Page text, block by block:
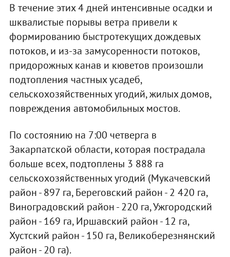
В течение этих 4 дней интенсивные осадки и
шквалистые порывы ветра привели к
формированию быстротекущих дождевых
потоков, и из-за замусоренности потоков,
придорожных канав и кюветов произошли
подтопления частных усадеб,
сельскохозяйственных угодий, жилых домов,
повреждения автомобильных мостов.
По состоянию на 7:00 четверга в
Закарпатской области, которая пострадала
больше всех, подтоплены 3 888 га
сельскохозяйственных угодий (Мукачевский
район - 897 га, Береговский район - 2 420 га,
Виноградовский район - 220 га, Ужгородский
район - 169 га, Иршавский район - 12 га,
Хустский район - 150 га, Великоберезнянский
район - 20 га).